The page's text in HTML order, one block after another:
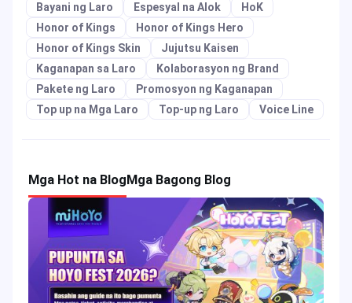
Bayani ng Laro
Espesyal na Alok
HoK
Honor of Kings
Honor of Kings Hero
Honor of Kings Skin
Jujutsu Kaisen
Kaganapan sa Laro
Kolaborasyon ng Brand
Pakete ng Laro
Promosyon ng Kaganapan
Top up na Mga Laro
Top-up ng Laro Voice Line
Mga Hot na BlogMga Bagong Blog